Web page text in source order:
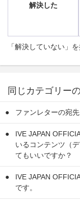
解決した
「解決していない」
同じカテゴリー
ファンレターの宛
IVE JAPAN
いるコンテンツ（
てもいいですか？
IVE JAPAN
です。